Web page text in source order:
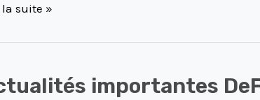
la suite »
importantes